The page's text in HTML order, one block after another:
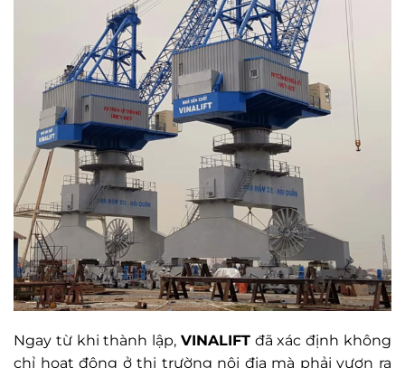
Ngay từ khi thành lập, VINALIFTđã xác định không
chỉ hoạt động ở thị trường nội địa mà phải vươn ra